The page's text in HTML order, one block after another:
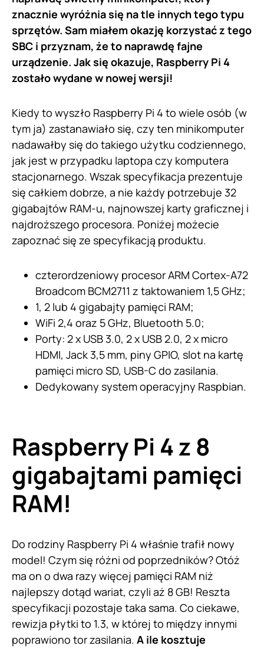
znacznie wyróżnia się na tle innych tego typu
sprzętów. Sam miałem okazję korzystać z tego
SBC i przyznam, że to naprawdę fajne
urządzenie. Jak się okazuje, Raspberry Pi 4
zostało wydane w nowej wersji!
Kiedy to wyszło Raspberry Pi 4 to wiele osób (w
tym ja) zastanawiało się, czy ten minikomputer
nadawałby się do takiego użytku codziennego,
jak jest w przypadku laptopa czy komputera
stacjonarnego. Wszak specyfikacja prezentuje
się całkiem dobrze, a nie każdy potrzebuje 32
gigabajtów RAM-u, najnowszej karty graficznej i
najdroższego procesora. Poniżej możecie
zapoznać się ze specyfikacją produktu.
czterordzeniowy procesor ARM Cortex-A72
Broadcom BCM2711 z taktowaniem 1,5 GHz;
1, 2 lub 4 gigabajty pamięci RAM;
WiFi 2,4 oraz 5 GHz, Bluetooth 5.0;
Porty: 2 x USB 3.0, 2 x USB 2.0, 2 x micro
HDMI, Jack 3,5 mm, piny GPIO, slot na kartę
pamięci micro SD, USB-C do zasilania.
Dedykowany system operacyjny Raspbian.
Raspberry Pi 4 z 8
gigabajtami pamięci
RAM!
Do rodziny Raspberry Pi 4 właśnie trafił nowy
model! Czym się różni od poprzedników? Otóż
ma on o dwa razy więcej pamięci RAM niż
najlepszy dotąd wariat, czyli aż 8 GB! Reszta
specyfikacji pozostaje taka sama. Co ciekawe,
rewizja płytki to 1.3, w której to między innymi
poprawiono tor zasilania. A ile kosztuje